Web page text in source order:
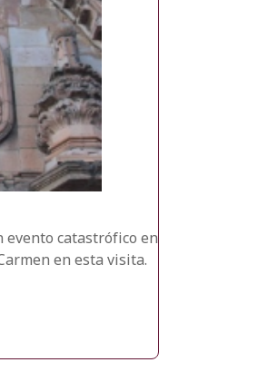
evento catastrófico en
en esta visita.